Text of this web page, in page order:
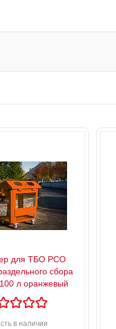
для ТБО РСО
сбора
л оранжевый
в наличии